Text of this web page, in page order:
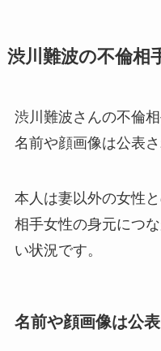
渋川難波の不倫相
渋川難波さんの不倫
名前や顔画像は公表さ
本人は妻以外の女性
相手女性の身元につ
い状況です。
名前や顔画像は公